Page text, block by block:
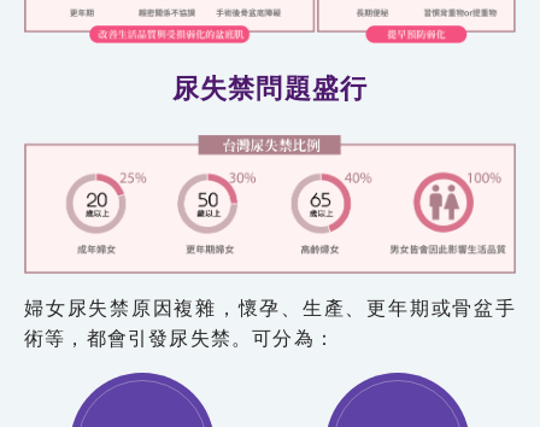
尿失禁問題盛行
婦女尿失禁原因複雜，懷孕、生產、更年期或骨盆手
術等，都會引發尿失禁。可分為：